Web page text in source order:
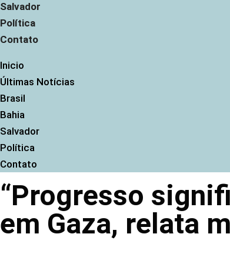
Salvador
Política
Contato
Inicio
Últimas Notícias
Brasil
Bahia
Salvador
Política
Contato
“Progresso
em Gaza, relata